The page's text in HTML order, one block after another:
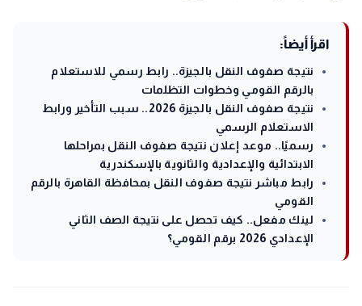
اقرأ أيضاً:
نتيجة صفوف النقل بالجيزة.. رابط رسمي للاستعلام
بالرقم القومي وخطوات التظلمات
نتيجة صفوف النقل بالجيزة 2026.. سبب التأخير ورابط
الاستعلام الرسمي
رسميًا.. موعد إعلان نتيجة صفوف النقل بمراحلها
الابتدائية والإعدادية والثانوية بالإسكندرية
رابط مباشر نتيجة صفوف النقل بمحافظة القاهرة بالرقم
القومي
لينك مفعل.. كيف تحصل على نتيجة الصف الثاني
الإعدادي 2026 برقم القومي؟